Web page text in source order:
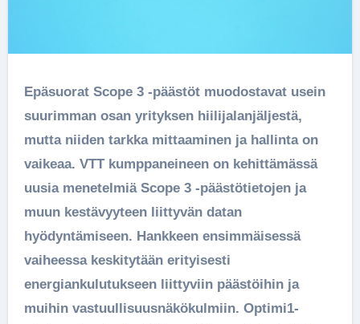
Epäsuorat Scope 3 -päästöt muodostavat usein
suurimman osan yrityksen hiilijalanjäljestä,
mutta niiden tarkka mittaaminen ja hallinta on
vaikeaa. VTT kumppaneineen on kehittämässä
uusia menetelmiä Scope 3 -päästötietojen ja
muun kestävyyteen liittyvän datan
hyödyntämiseen. Hankkeen ensimmäisessä
vaiheessa keskitytään erityisesti
energiankulutukseen liittyviin päästöihin ja
muihin vastuullisuusnäkökulmiin. Optimi1-